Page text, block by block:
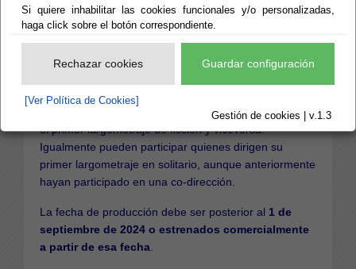
Si quiere inhabilitar las cookies funcionales y/o personalizadas,
haga click sobre el botón correspondiente.
Rechazar cookies Guardar configuración
[Ver Política de Cookies]
Gestión de cookies | v.1.3
Para el Certamen Nacional de Largometrajes ‘Ópera
Prima’, se admitirán a concurso todos aquellos
constituyan el primer trabajo de dirección. El primer
trabajo en documental, no excluye la participación con
el primer largometraje de ficción y viceversa.
Igualmente pueden participar quienes dirigen su
primer largometraje en solitario, aunque anteriormente
hayan participado en una co-dirección.
La fecha de producción debe ser posterior al 1 de
septiembre de 2024 o estrenados comercialmente
a partir de esa fecha